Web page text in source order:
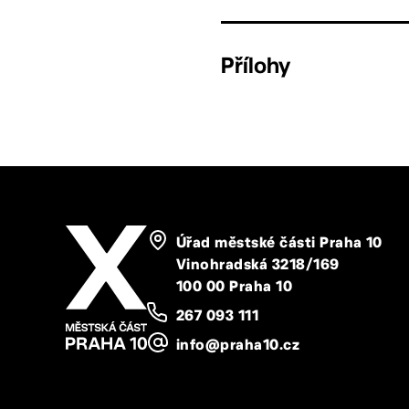
Přílohy
Úřad městské části Praha 10
Vinohradská 3218/169
100 00 Praha 10
267 093 111
info@praha10.cz